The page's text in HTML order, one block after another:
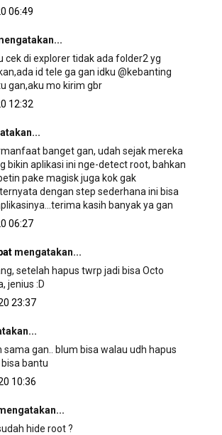
06:49
cek di explorer tidak ada folder2 yg
id tele ga gan idku @kebanting
gan,aku mo kirim gbr
12:32
banget gan, udah sejak mereka
bikin aplikasi ini nge-detect root, bahkan
pake magisk juga kok gak
dengan step sederhana ini bisa
kasih banyak ya gan
06:27
mengatakan...
setelah hapus twrp jadi bisa Octo
jenius :D
23:37
sama gan.. blum bisa walau udh hapus
bantu
10:36
hide root ?